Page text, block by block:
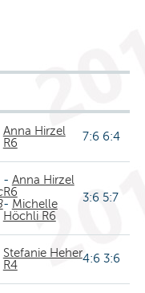
Anna Hirzel
R6
7:6 6:4
- Anna Hirzel
R6
- Michelle
Höchli R6
3:6 5:7
Stefanie Heher
R4
4:6 3:6